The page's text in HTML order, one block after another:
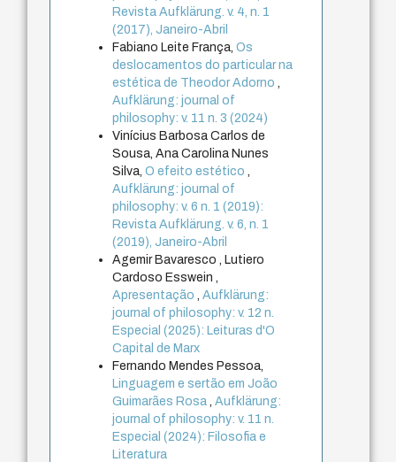
Revista Aufklärung. v. 4, n. 1
(2017), Janeiro-Abril
Fabiano Leite França,Os
deslocamentos do particular na
estética de Theodor Adorno
Aufklärung: journal of
philosophy: v. 11 n. 3 (2024)
Vinícius Barbosa Carlos de
Sousa, Ana Carolina Nunes
Silva,O efeito estético
Aufklärung: journal of
philosophy: v. 6 n. 1 (2019):
Revista Aufklärung. v. 6, n. 1
(2019), Janeiro-Abril
Agemir Bavaresco , Lutiero
Cardoso Esswein ,
Apresentação
,Aufklärung:
journal of philosophy: v. 12 n.
Especial (2025): Leituras d'O
Capital de Marx
Fernando Mendes Pessoa,
Linguagem e sertão em João
Guimarães Rosa ,Aufklärung:
journal of philosophy: v. 11 n.
Especial (2024): Filosofia e
Literatura